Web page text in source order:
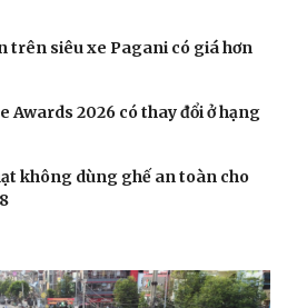
trên siêu xe Pagani có giá hơn
Awards 2026 có thay đổi ở hạng
không dùng ghế an toàn cho